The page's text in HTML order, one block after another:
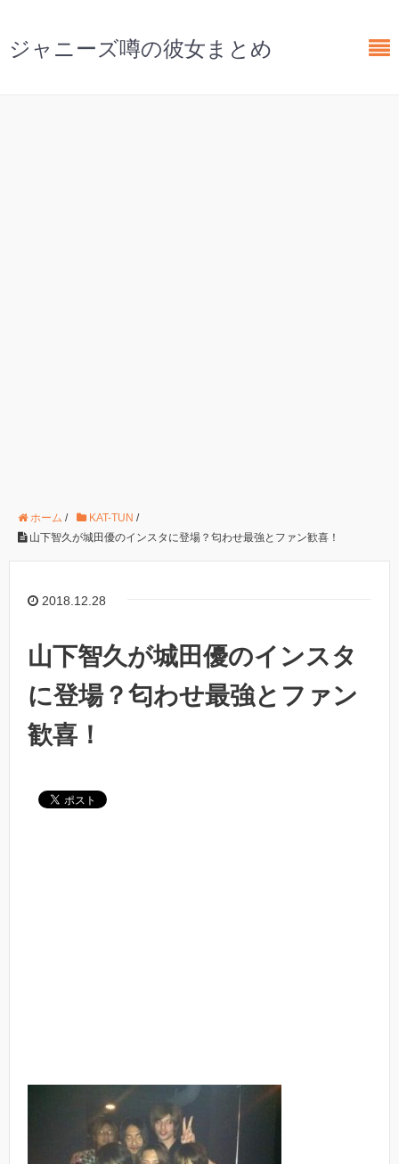
ジャニーズ噂の彼女まとめ
ホーム / KAT-TUN /
山下智久が城田優のインスタに登場？匂わせ最強とファン歓喜！
2018.12.28
山下智久が城田優のインスタ
に登場？匂わせ最強とファン
歓喜！